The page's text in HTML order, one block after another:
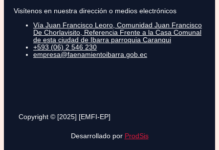
Visítenos en nuestra dirección o medios electrónicos
Vía Juan Francisco Leoro, Comunidad Juan Francisco
De Chorlavisito, Referencia Frente a la Casa Comunal
de esta ciudad de Ibarra parroquia Caranqui
+593 (06) 2 546 230
empresa@faenamientoibarra.gob.ec
Copyright © [2025] [EMFI-EP]
Desarrollado por ProdSis